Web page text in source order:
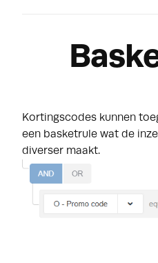
Kortingscodes kunnen
een basketrule wat de
diverser maakt.